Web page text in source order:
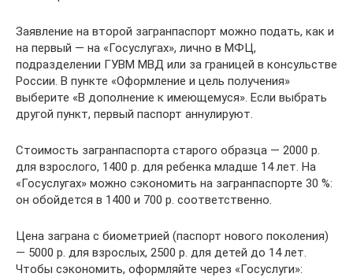
Заявление на второй загранпаспорт можно подать, как и
на первый — на «Госуслугах», лично в МФЦ,
подразделении ГУВМ МВД или за границей в консульстве
России. В пункте «Оформление и цель получения»
выберите «В дополнение к имеющемуся». Если выбрать
другой пункт, первый паспорт аннулируют.
Стоимость загранпаспорта старого образца — 2000 р.
для взрослого, 1400 р. для ребенка младше 14 лет. На
«Госуслугах» можно сэкономить на загранпаспорте 30 %:
он обойдется в 1400 и 700 р. соответственно.
Цена заграна с биометрией (паспорт нового поколения)
— 5000 р. для взрослых, 2500 р. для детей до 14 лет.
Чтобы сэкономить, оформляйте через «Госуслуги»: